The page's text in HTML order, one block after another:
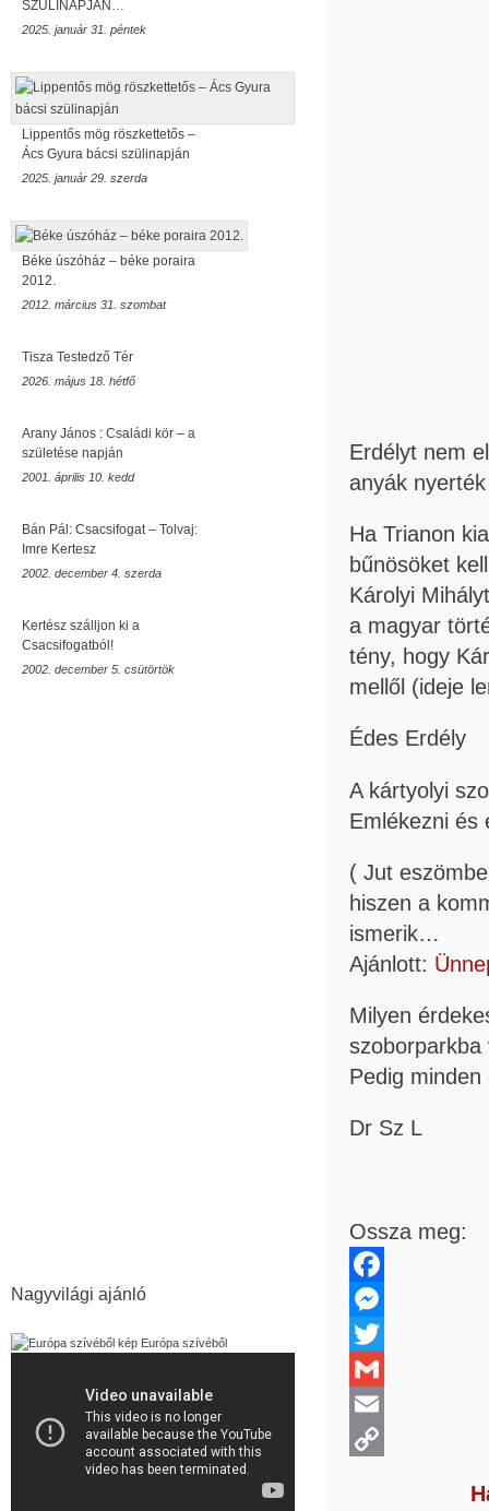
SZÜLINAPJÁN…
2025. január 31. péntek
Lippentős mög röszkettetős –
Ács Gyura bácsi szülinapján
2025. január 29. szerda
Béke úszóház – béke poraira
2012.
2012. március 31. szombat
Tisza Testedző Tér
2026. május 18. hétfő
Arany János : Családi kör – a
születése napján
2001. április 10. kedd
Bán Pál: Csacsifogat – Tolvaj:
Imre Kertesz
2002. december 4. szerda
Kertész szálljon ki a
Csacsifogatból!
2002. december 5. csütörtök
Nagyvilági ajánló
Európa szívéből
Erdélyt nem
anyák
Ha Trianon
bűnösöket
Károlyi
a magyar
tény, hogy
mellől (ideje
Édes Erdély
A kártyolyi
Emlékezni és
( Jut
hiszen a
ismerik…
Ajánlott:
Milyen
Pedig
Dr Sz L
Ossza meg:
Facebook
Messenger
Twitter
Gmail
Email